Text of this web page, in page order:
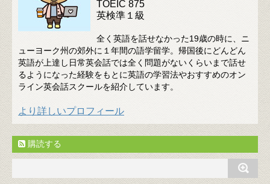
TOEIC 875
英検準１級
全く英語を話せなかった19歳の時に、ニ
ューヨーク州の郊外に１年間の語学留学。帰国後にどんどん
英語が上達し日常英会話では全く問題がないくらいまで話せ
るようになった経験をもとに英語の学習法やおすすめのオン
ライン英会話スクールを紹介しています。
より詳しいプロフィール
購読する